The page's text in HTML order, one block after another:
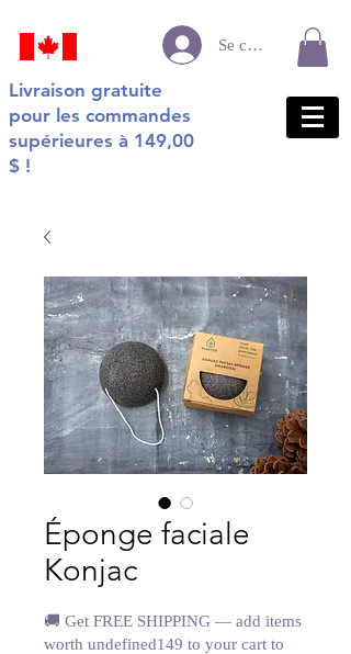
Livraison gratuite
pour les commandes
supérieures à 149,00
$ !
Se connecter
Éponge faciale
Konjac
🚚 Get FREE SHIPPING — add items
worth undefined149 to your cart to